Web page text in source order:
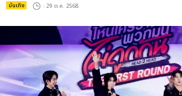
บันเทิง : 29 ต.ค. 2568